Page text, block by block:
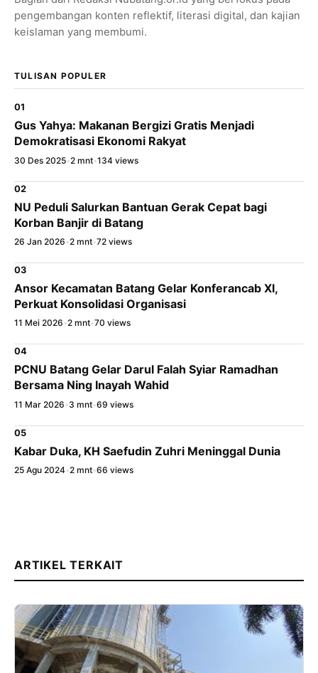
pengembangan konten reflektif, literasi digital, dan kajian
keislaman yang membumi.
TULISAN POPULER
01
Gus Yahya: Makanan Bergizi Gratis Menjadi
Demokratisasi Ekonomi Rakyat
30 Des 2025•2 mnt•134 views
02
NU Peduli Salurkan Bantuan Gerak Cepat bagi
Korban Banjir di Batang
26 Jan 2026 •2 mnt•72 views
03
Ansor Kecamatan Batang Gelar Konferancab XI,
Perkuat Konsolidasi Organisasi
11 Mei 2026 •2 mnt•70 views
04
PCNU Batang Gelar Darul Falah Syiar Ramadhan
Bersama Ning Inayah Wahid
11 Mar 2026 •3 mnt•69 views
05
Kabar Duka, KH Saefudin Zuhri Meninggal Dunia
25 Agu 2024•2 mnt•66 views
ARTIKEL TERKAIT
X / Twitter
Salin Tautan Artikel